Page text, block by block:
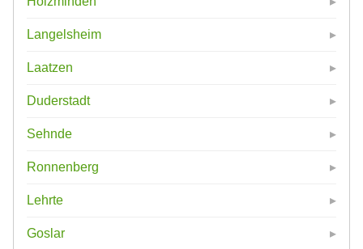
Langelsheim
Laatzen
Duderstadt
Sehnde
Ronnenberg
Lehrte
Goslar